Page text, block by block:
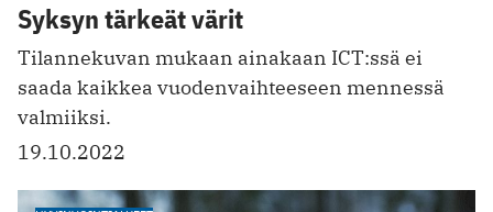
Syksyn tärkeät värit
Tilannekuvan mukaan ainakaan ICT:ssä ei
saada kaikkea vuodenvaihteeseen mennessä
valmiiksi.
19.10.2022